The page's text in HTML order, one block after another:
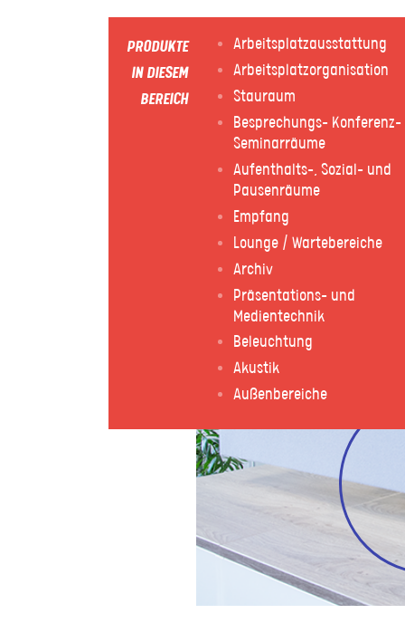
PRODUKTE
IN DIESEM
BEREICH
Arbeitsplatzausstattung
Arbeitsplatzorganisation
Stauraum
Besprechungs- Konferenz-
Seminarräume
Aufenthalts-, Sozial- und
Pausenräume
Empfang
Lounge / Wartebereiche
Archiv
Präsentations- und
Medientechnik
Beleuchtung
Akustik
Außenbereiche